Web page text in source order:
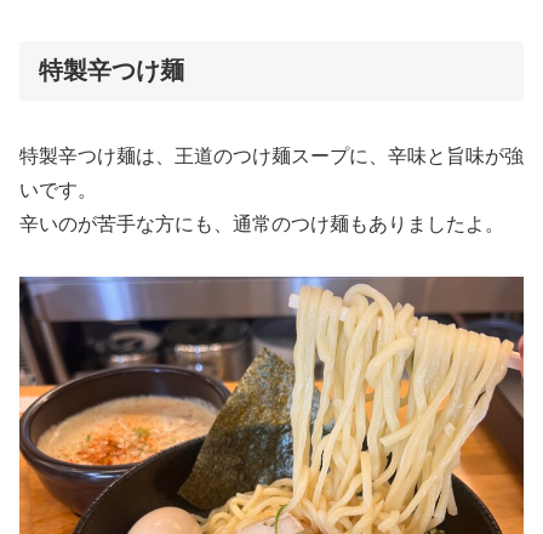
特製辛つけ麺
特製辛つけ麺は、王道のつけ麺スープに、辛味と旨味が強
いです。
辛いのが苦手な方にも、通常のつけ麺もありましたよ。